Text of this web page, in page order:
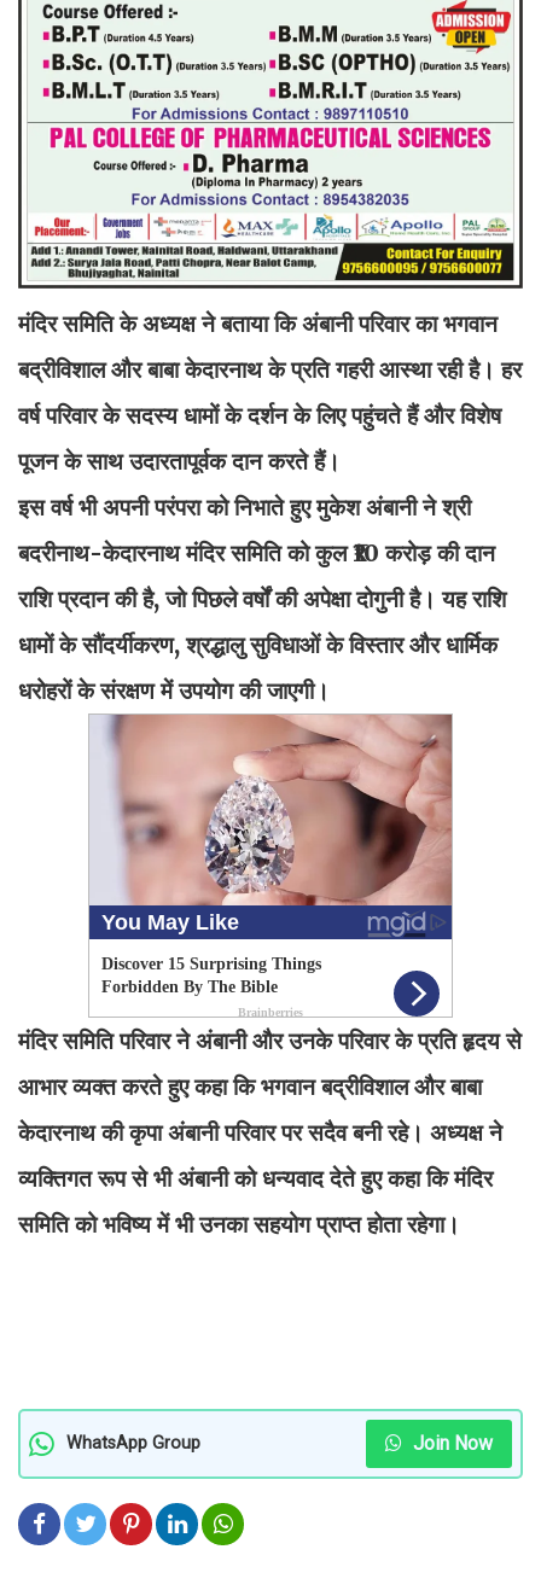
मंदिर समिति के अध्यक्ष ने बताया कि अंबानी परिवार का भगवान
बद्रीविशाल और बाबा केदारनाथ के प्रति गहरी आस्था रही है। हर
वर्ष परिवार के सदस्य धामों के दर्शन के लिए पहुंचते हैं और विशेष
पूजन के साथ उदारतापूर्वक दान करते हैं।
इस वर्ष भी अपनी परंपरा को निभाते हुए मुकेश अंबानी ने श्री
बदरीनाथ-केदारनाथ मंदिर समिति को कुल ₹10 करोड़ की दान
राशि प्रदान की है, जो पिछले वर्षों की अपेक्षा दोगुनी है। यह राशि
धामों के सौंदर्यीकरण, श्रद्धालु सुविधाओं के विस्तार और धार्मिक
धरोहरों के संरक्षण में उपयोग की जाएगी।
मंदिर समिति परिवार ने अंबानी और उनके परिवार के प्रति हृदय से
आभार व्यक्त करते हुए कहा कि भगवान बद्रीविशाल और बाबा
केदारनाथ की कृपा अंबानी परिवार पर सदैव बनी रहे। अध्यक्ष ने
व्यक्तिगत रूप से भी अंबानी को धन्यवाद देते हुए कहा कि मंदिर
समिति को भविष्य में भी उनका सहयोग प्राप्त होता रहेगा।
WhatsApp Group Join Now